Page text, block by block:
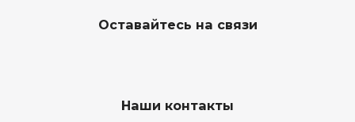
Оставайтесь на связи
Наши контакты